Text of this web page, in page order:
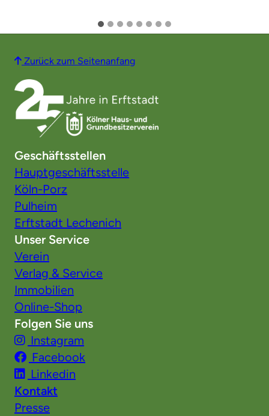
Zurück zum Seitenanfang
Geschäftsstellen
Hauptgeschäftsstelle
Köln-Porz
Pulheim
Erftstadt Lechenich
Unser Service
Verein
Verlag & Service
Immobilien
Online-Shop
Folgen Sie uns
Instagram
Facebook
Linkedin
Kontakt
Presse